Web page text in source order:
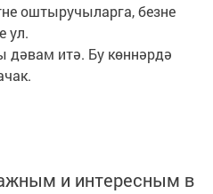
оштыручыларга, безне
ул.
дәвам итә. Бу көннәрдә
и интересным в